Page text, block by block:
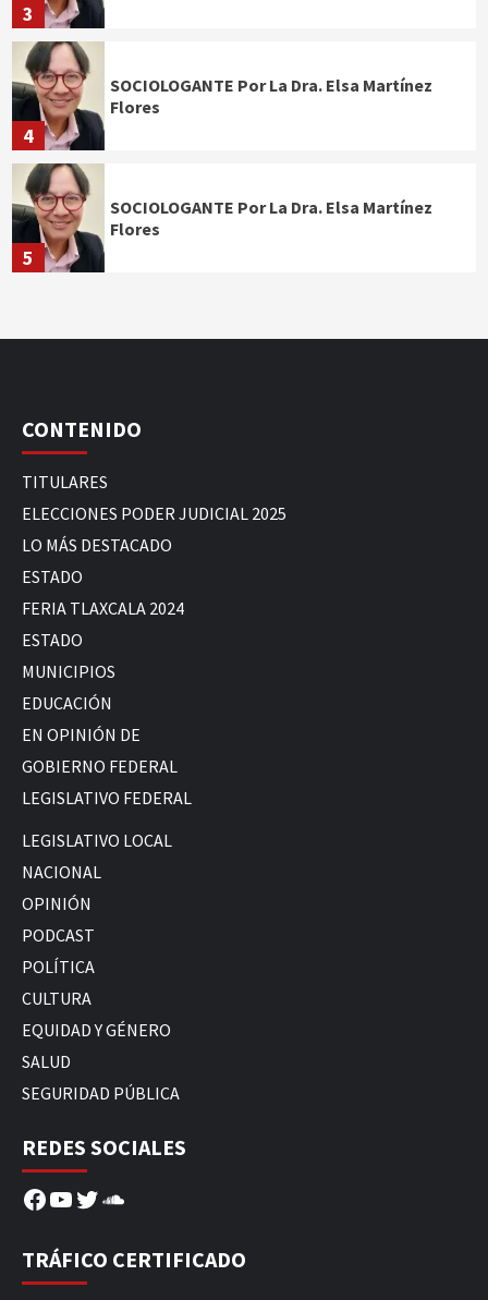
3
4
SOCIOLOGANTE Por La Dra. Elsa Martínez
Flores
5
SOCIOLOGANTE Por La Dra. Elsa Martínez
Flores
CONTENIDO
TITULARES
ELECCIONES PODER JUDICIAL 2025
LO MÁS DESTACADO
ESTADO
FERIA TLAXCALA 2024
ESTADO
MUNICIPIOS
EDUCACIÓN
EN OPINIÓN DE
GOBIERNO FEDERAL
LEGISLATIVO FEDERAL
LEGISLATIVO LOCAL
NACIONAL
OPINIÓN
PODCAST
POLÍTICA
CULTURA
EQUIDAD Y GÉNERO
SALUD
SEGURIDAD PÚBLICA
REDES SOCIALES
Facebook
YouTube
Twitter
SoundCloud
TRÁFICO CERTIFICADO